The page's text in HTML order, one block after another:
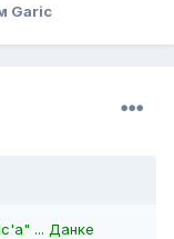
Garic
... Данке